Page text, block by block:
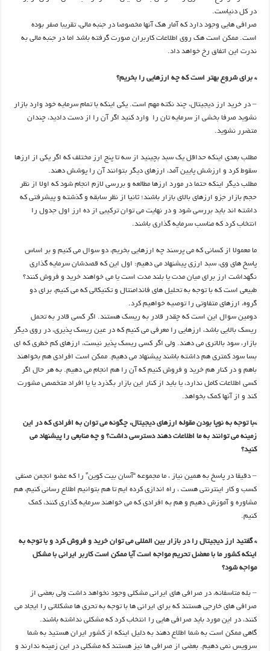
در کل دنیاست.
صرافی هایی وجود دارد که آمار هک آنها مخصوصا در جنبه مالی، تقریبا صفر بوده
است. ممکن است هک روی اطلاعات کاربران صورت گرفته باشد اما در جنبه مالی به
ندرت این اتفاق رخ خواهد داد.
* برای شروع بهتر است که چه ارزهایی را بخریم؟
– در خرید ارز دیجیتال، چند نکته مهم است. یکی اینکه با تمام سرمایه خود وارد بازار
نشوید صرفا بخشی از سرمایه تان را وارد کنید اگر آن را از دست دادید، چندان
متضرر نشوید.
مطلب بعدی اینکه حداقل یک سبد بچینید از سه تا پنج ارز مختلف که اگر یکی از ارزها
سقوط کرد و ارزشش پایین آمد، ارزهای دیگر بتوانند آن را پوشش دهند.
مطلب دیگر اینکه حتما در مورد ارزها مطالعه و بررسی لازم انجام شود که اولا از نظر
حجم بازار جزو ارزهای بالای بازار باشند؛ ثانیا از نظر سابقه و گذشته و پیشرفتی که
داشته اند باید بررسی شود و در نهایت می توان ترکیبی از ده ارز اول جدول را
انتخاب کرد که مناسب سرمایه گذاری باشند.
ما معمولا از کسانی که می پرسند چه ارزهایی بخریم، دو سوال می کنیم و بر اساس
پاسخ های وی، سبد ارزی پیشنهاد می دهیم: اول این که قصدشان سرمایه گذاری
نگهداشت ارز برای میان مدت یا بلند مدت است یا می خواهند خرید و فروش کنند؟
طبیعی است که با توجه به تحلیل های فاندامنتال و تکنیکالی که می کنیم، برای دو
گروه، ارزهای متفاوتی را توصیه خواهیم کرد.
دومین سوال این است که چقدر قادر به ریسک هستند. اگر کسی قادر به تحمل
ریسک بالایی باشد، ارزهایی را معرفی می کنیم که در عین ریسک پذیری، در روی دیگر
بازار، سود بالاتری می دهند. ولی اگر کسی ریسک پذیر نیست، ارزهای کم خطری که ای
بسا سود کمتری هم داشته باشند پیشنهاد می دهیم. ممکن است افرادی هم بخواهند
باهم و در کنار هم خرید و فروش کنیم که آن را هم انجام می دهیم. به هر حال اگر
کسی اطلاعات کامل ندارد، یا باید از کنار این بازار بگذرد یا یا افراد متخصص مشورت
کند و از آنها کمک بخواهد.
*با توجه به نوپا بودن مقوله ارزهای دیجیتال، چگونه می توان به افرادی که در این
زمینه می توانند به ما اطلاعات دهند دسترسی داشت؟ و چه منابعی را پیشنهاد می
کنید؟
– دقیقا در پاسخ به همین نیاز ، ما مجموعه “آسان بیت کوین” را که عضو انجمن صنفی
کسب و کار اینترنتی هست ، راه اندازی کرده ایم تا هم بتوانیم اطلاع رسانی کنیم، هم
مشاوره و آموزش دهیم و هم به افرادی که می خواهند سرمایه گذاری کنند، کمک
کنیم.
* گفتید ارز دیجیتال را در بازار بین المللی می توان خرید و فروش کرد و با توجه به
اینکه کشور ما با معضل تحریم مواجه است آیا ممکن است کاربر ایرانی با مشکل
مواجه شود؟
– بله متاسفانه، در صرافی های ایرانی مشکلی وجود نخواهد داشت ولی بعضی از
صرافی های خارجی هستند که برای ایرانی ها با توجه به تحری ها مشکلاتی را ایجاد می
کنند، در این مورد باید صرافی هایی را انتخاب کرد که مشکلی نداشته باشند.
گاهی ممکن است به شما اطلاع دهند به دلیل اینکه از کشور ایران هستید به شما
سرویس نمی دهیم. بعضی از صرافی ها نیز هستند که مشکلی در این زمینه ندارند و